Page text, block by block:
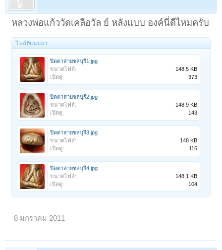
หลวงพ่อแก้ววัดเคลือวัล ย์ หลังแบบ องค์นี่ดีไหมครับ
ไฟล์ที่แนบมา:
ปิดตาสายชลบุรี1.jpg
ขนาดไฟล์:
148.5 KB
เปิดดู:
373
ปิดตาสายชลบุรี2.jpg
ขนาดไฟล์:
148.9 KB
เปิดดู:
143
ปิดตาสายชลบุรี3.jpg
ขนาดไฟล์:
148 KB
เปิดดู:
116
ปิดตาสายชลบุรี4.jpg
ขนาดไฟล์:
148.1 KB
เปิดดู:
104
8 มกราคม 2011